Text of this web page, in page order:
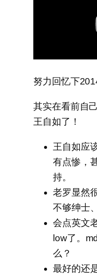
努力回忆下
其实在看前自
王自如了！
王自如应
有点惨，
持。
老罗显然
不够绅士
会点英文
low了。
么？
最好的还